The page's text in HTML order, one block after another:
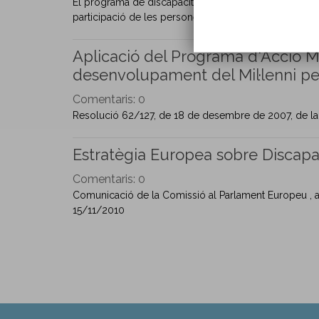
participació de les persones...
Aplicació del Programa d'Acció
desenvolupament del Mil·lenni
Comentaris: 0
Resolució 62/127, de 18 de desembre de 2007, de
Estratègia Europea sobre
Comentaris: 0
Comunicació de la Comissió al Parlament Europeu ,
15/11/2010